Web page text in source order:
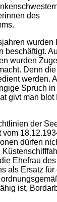
des
wurden
beschäftigt.
wurden
Denn
werden.
Spruch in
givt man blot
der
vom
dürfen
Ehefrau des
als Ersatz
ist,